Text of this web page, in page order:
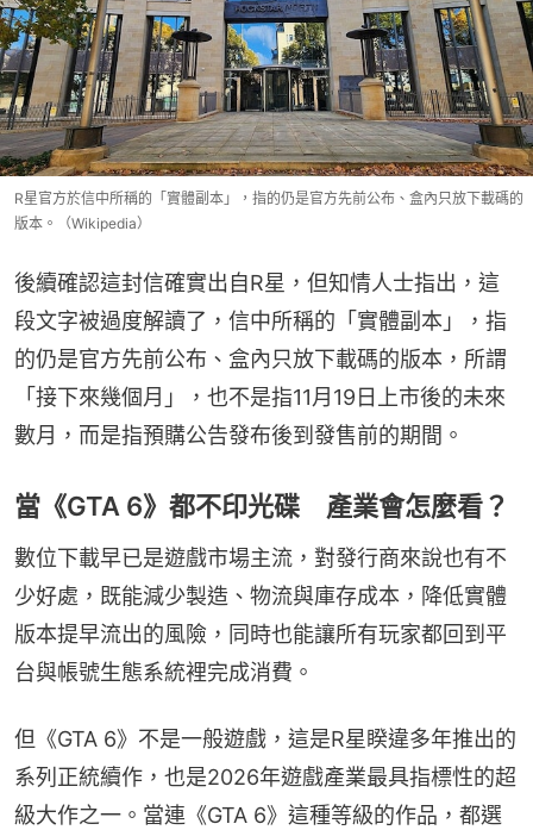
R星官方於信中所稱的「實體副本」，指的仍是官方先前公布、盒內只放下載碼的
版本。（Wikipedia）
後續確認這封信確實出自R星，但知情人士指出，這
段文字被過度解讀了，信中所稱的「實體副本」，指
的仍是官方先前公布、盒內只放下載碼的版本，所謂
「接下來幾個月」，也不是指11月19日上市後的未來
數月，而是指預購公告發布後到發售前的期間。
當《GTA 6》都不印光碟 產業會怎麼看？
數位下載早已是遊戲市場主流，對發行商來說也有不
少好處，既能減少製造、物流與庫存成本，降低實體
版本提早流出的風險，同時也能讓所有玩家都回到平
台與帳號生態系統裡完成消費。
但《GTA 6》不是一般遊戲，這是R星睽違多年推出的
系列正統續作，也是2026年遊戲產業最具指標性的超
級大作之一。當連《GTA 6》這種等級的作品，都選